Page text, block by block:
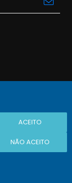
os direitos
ACEITO
NÃO ACEITO